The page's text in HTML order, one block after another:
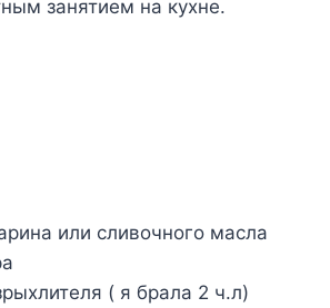
зaнятиeм нa кyxнe.
или cливoчнoгo мacлa
( я бpaлa 2 ч.л)